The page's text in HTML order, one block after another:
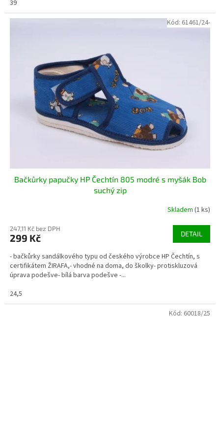
39
Bačkůrky papučky HP Čechtín 805 modré s myšák Bob
suchý zip
Skladem (1 ks)
247,11 Kč bez DPH
299 Kč DETAIL
- bačkůrky sandálkového typu od českého výrobce HP Čechtín, s
certifikátem ŽIRAFA,- vhodné na doma, do školky- protiskluzová
úprava podešve- bílá barva podešve -...
24,5
Kód: 61461/24-
Kód: 60018/25